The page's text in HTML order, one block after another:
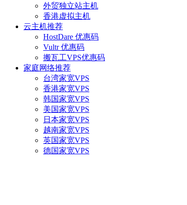
外贸独立站主机
香港虚拟主机
云主机推荐
HostDare 优惠码
Vultr 优惠码
搬瓦工VPS优惠码
家庭网络推荐
台湾家宽VPS
香港家宽VPS
韩国家宽VPS
美国家宽VPS
日本家宽VPS
越南家宽VPS
英国家宽VPS
德国家宽VPS